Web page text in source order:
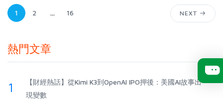
1 2 ... 16 NEXT
熱門文章
1
【財經熱話】從Kimi K3到OpenAI IPO押後：美國AI故事出
現變數